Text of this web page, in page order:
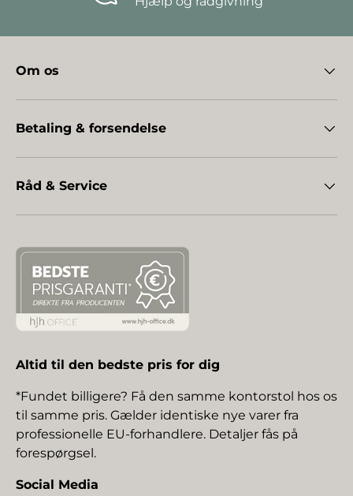
Om os
Betaling & forsendelse
Råd & Service
Altid til den bedste pris for dig
*Fundet billigere? Få den samme kontorstol hos os
til samme pris. Gælder identiske nye varer fra
professionelle EU-forhandlere. Detaljer fås på
forespørgsel.
Social Media